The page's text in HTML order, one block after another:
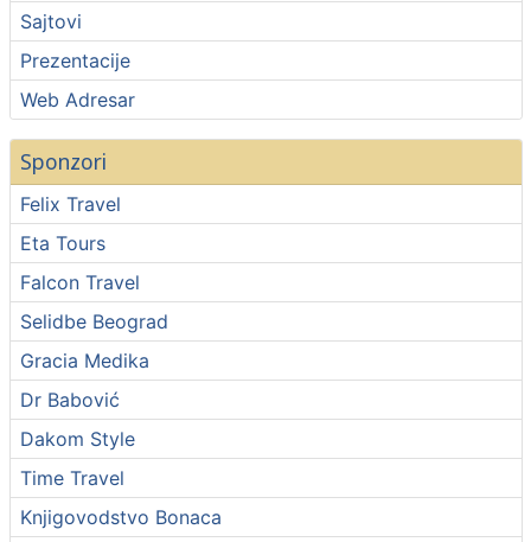
Sajtovi
Prezentacije
Web Adresar
Sponzori
Felix Travel
Eta Tours
Falcon Travel
Selidbe Beograd
Gracia Medika
Dr Babović
Dakom Style
Time Travel
Knjigovodstvo Bonaca